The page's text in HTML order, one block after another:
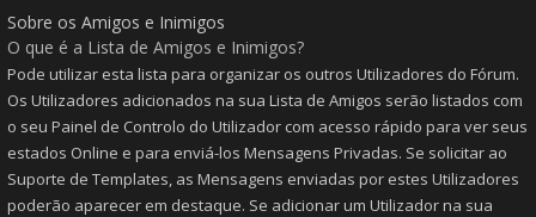
Sobre os Amigos e Inimigos
O que é a Lista de Amigos e Inimigos?
Pode utilizar esta lista para organizar os outros Utilizadores do Fórum.
Os Utilizadores adicionados na sua Lista de Amigos serão listados com
o seu Painel de Controlo do Utilizador com acesso rápido para ver seus
estados Online e para enviá-los Mensagens Privadas. Se solicitar ao
Suporte de Templates, as Mensagens enviadas por estes Utilizadores
poderão aparecer em destaque. Se adicionar um Utilizador na sua